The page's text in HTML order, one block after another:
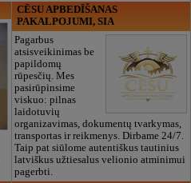
CĒSU APBEDĪŠANAS
PAKALPOJUMI, SIA
Pagarbus
atsisveikinimas be
papildomų
rūpesčių. Mes
pasirūpinsime
viskuo: pilnas
laidotuvių
organizavimas, dokumentų tvarkymas,
transportas ir reikmenys. Dirbame 24/7.
Taip pat siūlome autentiškus tautinius
latviškus užtiesalus velionio atminimui
pagerbti.